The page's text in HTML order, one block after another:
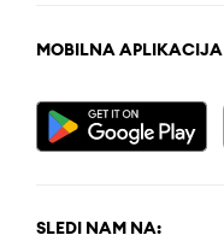
MOBILNA APLIKACIJA
SLEDI NAM NA: